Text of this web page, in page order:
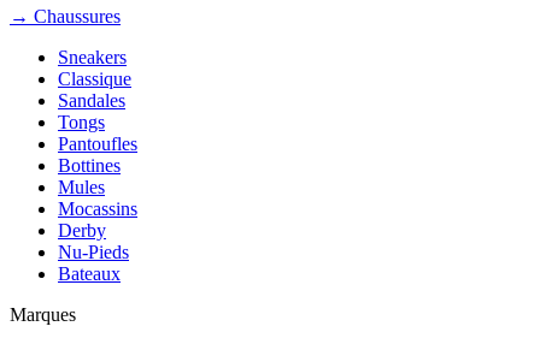
→ Chaussures
Sneakers
Classique
Sandales
Tongs
Pantoufles
Bottines
Mules
Mocassins
Derby
Nu-Pieds
Bateaux
Marques